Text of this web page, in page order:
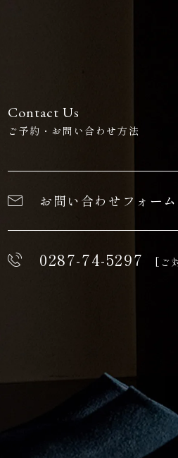
Contact Us
ご予約・お問い合わせ方法
お問い合わせフォーム
0287-74-5297 [ご